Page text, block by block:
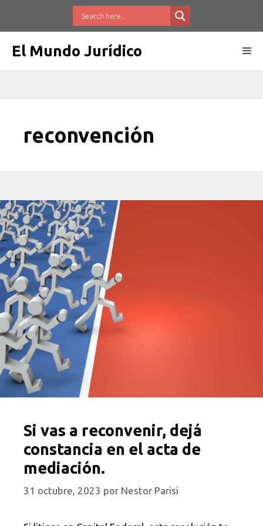
El Mundo Jurídico
reconvención
Si vas a reconvenir, dejá
constancia en el acta de
mediación.
31 octubre, 2023 por Nestor Parisi